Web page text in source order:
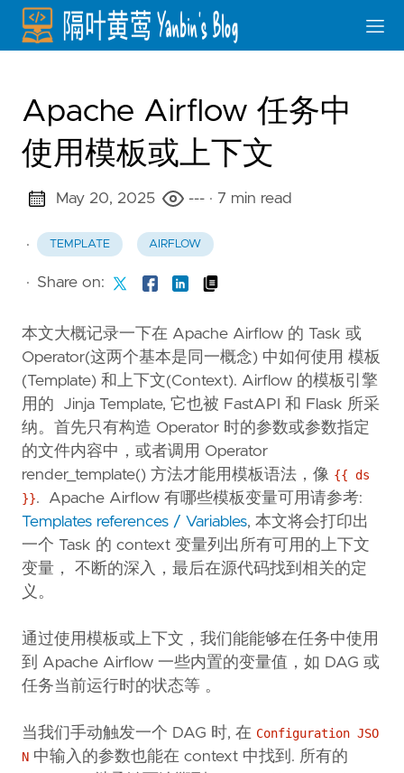
Apache Airflow 任务中
使用模板或上下文
May 20, 2025 --- · 7 min read
· TEMPLATE AIRFLOW
· Share on:
本文大概记录一下在 Apache Airflow 的 Task 或
Operator(这两个基本是同一概念) 中如何使用 模板
(Template) 和上下文(Context). Airflow 的模板引擎
用的 Jinja Template, 它也被 FastAPI 和 Flask 所采
纳。首先只有构造 Operator 时的参数或参数指定
的文件内容中，或者调用 Operator
render_template() 方法才能用模板语法，像 {{ ds
}}. Apache Airflow 有哪些模板变量可用请参考:
Templates references / Variables, 本文将会打印出
一个 Task 的 context 变量列出所有可用的上下文
变量， 不断的深入，最后在源代码找到相关的定
义。
通过使用模板或上下文，我们能能够在任务中使用
到 Apache Airflow 一些内置的变量值，如 DAG 或
任务当前运行时的状态等 。
当我们手动触发一个 DAG 时, 在 Configuration JSO
N 中输入的参数也能在 context 中找到. 所有的